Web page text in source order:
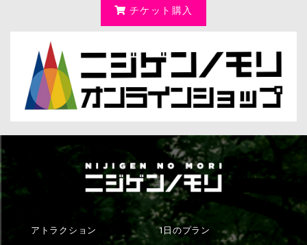
チケット購入
アトラクション 1日のプラン